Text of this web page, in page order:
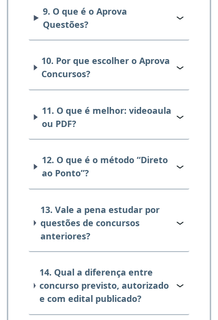
9. O que é o Aprova
Questões?
10. Por que escolher o Aprova
Concursos?
11. O que é melhor: videoaula
ou PDF?
12. O que é o método “Direto
ao Ponto”?
13. Vale a pena estudar por
questões de concursos
anteriores?
14. Qual a diferença entre
concurso previsto, autorizado
e com edital publicado?